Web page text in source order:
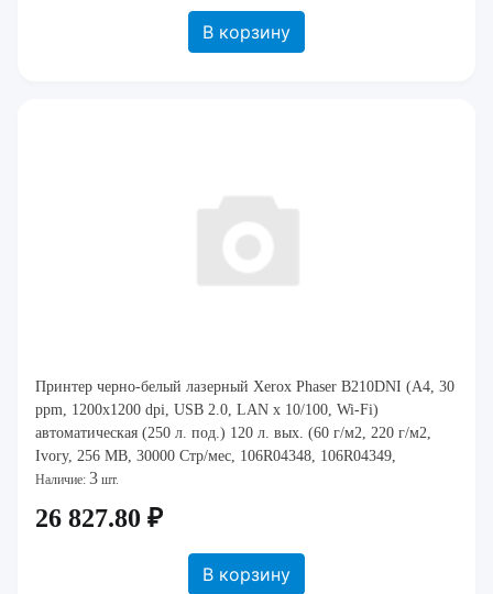
В корзину
Принтер черно-белый лазерный Xerox Phaser B210DNI (A4, 30
ppm, 1200x1200 dpi, USB 2.0, LAN x 10/100, Wi-Fi)
автоматическая (250 л. под.) 120 л. вых. (60 г/м2, 220 г/м2,
Ivory, 256 MB, 30000 Стр/мес, 106R04348, 106R04349,
101R00664) [ B210V_DNI ] (Ш: 368 м
Наличие: 3 шт.
26 827.80 ₽
В корзину